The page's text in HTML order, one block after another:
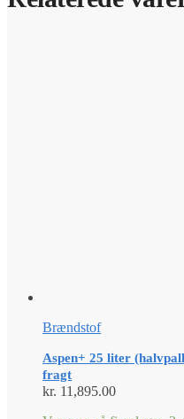
Brændstof
Aspen+ 25 liter
fragt
kr. 11,895.00